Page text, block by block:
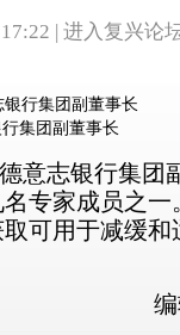
| 进入复兴论
集团副董事长
意志银行集团
专家成员之
可用于减缓